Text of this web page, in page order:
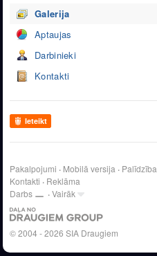
Galerija
Aptaujas
Darbinieki
Kontakti
Ieteikt
Pakalpojumi Mobilā versija
Palīdzība
Kontakti
Reklāma
Darbs
Vairāk
© 2004 - 2026 SIA Draugiem